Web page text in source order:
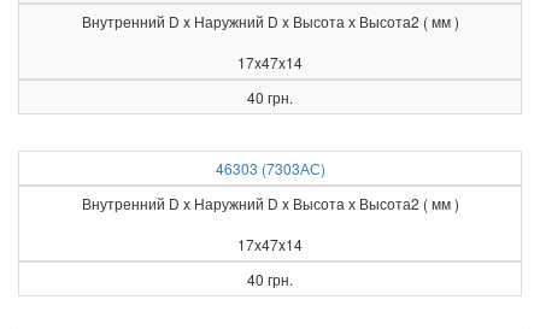
Внутренний D x Наружний D x Высота х Высота2 ( мм )
17x47x14
40 грн.
46303 (7303АС)
Внутренний D x Наружний D x Высота х Высота2 ( мм )
17x47x14
40 грн.